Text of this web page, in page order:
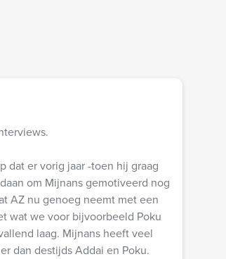
dat er vorig jaar -toen hij graag
om Mijnans gemotiveerd nog
AZ nu genoeg neemt met een
wat we voor bijvoorbeeld Poku
laag. Mijnans heeft veel
dan destijds Addai en Poku.